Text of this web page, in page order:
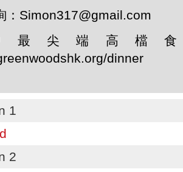
：Simon317@gmail.com
最尖端高檔
dinner
1
2